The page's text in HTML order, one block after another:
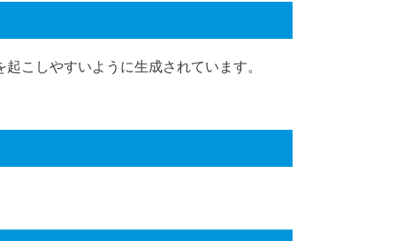
こしやすいように生成されています。